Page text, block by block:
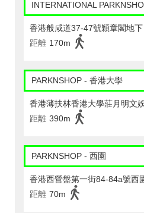
INTERNATIONAL
香港般咸道37-47號穎章閣地下
距離 170m
PARKNSHOP - 香港大學
香港薄扶林香港大學莊月明文
距離 390m
PARKNSHOP - 西園
香港西營盤第一街84-84a號西
距離 70m